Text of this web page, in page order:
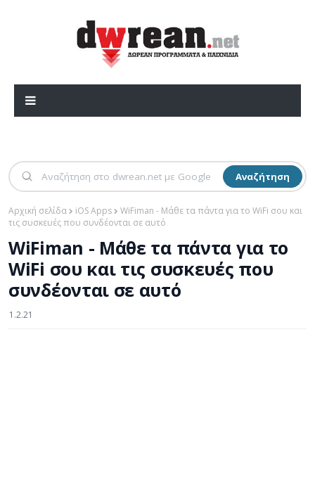
Αναζήτηση
Αρχική σελίδα iOS Apps
WiFiman - Μάθε τα πάντα για το WiFi σου και
τις συσκευές που συνδέονται σε αυτό
WiFiman - Μάθε τα πάντα για το
WiFi σου και τις συσκευές που
συνδέονται σε αυτό
1.2.21